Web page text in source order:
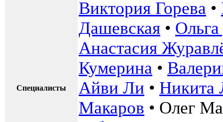
Специалисты
Виктория Горева •
Дашевская •
Анастасия
Кумерина •
Айви Ли • Никита
Макаров • Олег